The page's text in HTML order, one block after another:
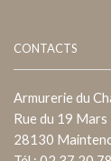
CONTACTS
Armurerie du
Rue du 19
28130